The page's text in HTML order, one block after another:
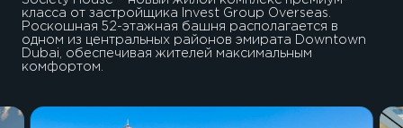
класса от застройщика Invest Group Overseas.
Роскошная 52-этажная башня располагается в
одном из центральных районов эмирата Downtown
Dubai, обеспечивая жителей максимальным
комфортом.